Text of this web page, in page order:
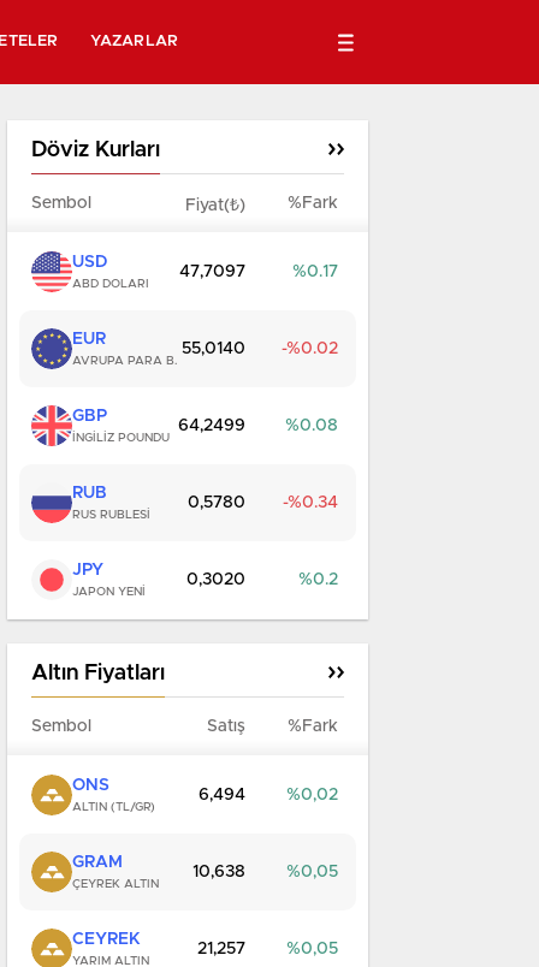
YAZARLAR
Döviz Kurları
Sembol Fiyat(₺) %Fark
USD
ABD DOLARI
47,7097 0.17
EUR
AVRUPA PARA B.
55,0140 0.02
GBP
İNGİLİZ POUNDU
64,2499 0.08
RUB
RUS RUBLESİ
0,5780 0.34
JPY
JAPON YENİ
0,3020 0.2
Altın Fiyatları
Sembol Satış %Fark
ONS
ALTIN (TL/GR)
6,494 0,02
GRAM
ÇEYREK ALTIN
10,638 0,05
CEYREK
YARIM ALTIN
21,257 0,05